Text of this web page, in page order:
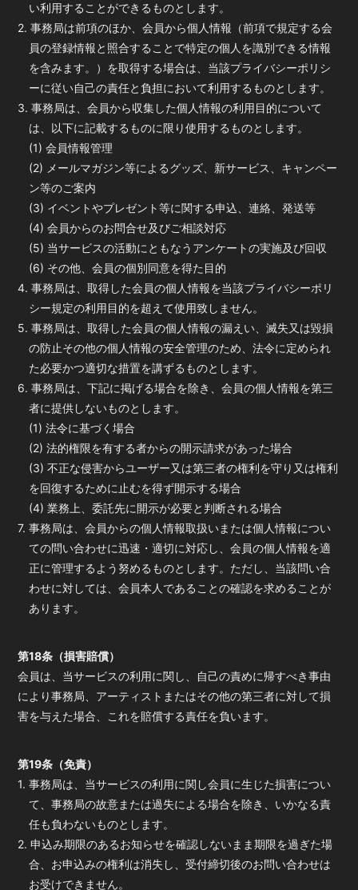
い利用することができるものとします。
2. 事務局は前項のほか、会員から個人情報（前項で規定する会
員の登録情報と照合することで特定の個人を識別できる情報
を含みます。）を取得する場合は、当該プライバシーポリシ
ーに従い自己の責任と負担において利用するものとします。
3. 事務局は、会員から収集した個人情報の利用目的について
は、以下に記載するものに限り使用するものとします。
(1) 会員情報管理
(2) メールマガジン等によるグッズ、新サービス、キャンペー
ン等のご案内
(3) イベントやプレゼント等に関する申込、連絡、発送等
(4) 会員からのお問合せ及びご相談対応
(5) 当サービスの活動にともなうアンケートの実施及び回収
(6) その他、会員の個別同意を得た目的
4. 事務局は、取得した会員の個人情報を当該プライバシーポリ
シー規定の利用目的を超えて使用致しません。
5. 事務局は、取得した会員の個人情報の漏えい、滅失又は毀損
の防止その他の個人情報の安全管理のため、法令に定められ
た必要かつ適切な措置を講ずるものとします。
6. 事務局は、下記に掲げる場合を除き、会員の個人情報を第三
者に提供しないものとします。
(1) 法令に基づく場合
(2) 法的権限を有する者からの開示請求があった場合
(3) 不正な侵害からユーザー又は第三者の権利を守り又は権利
を回復するために止むを得ず開示する場合
(4) 業務上、委託先に開示が必要と判断される場合
7. 事務局は、会員からの個人情報取扱いまたは個人情報につい
ての問い合わせに迅速・適切に対応し、会員の個人情報を適
正に管理するよう努めるものとします。ただし、当該問い合
わせに対しては、会員本人であることの確認を求めることが
あります。
第18条（損害賠償）
会員は、当サービスの利用に関し、自己の責めに帰すべき事由
により事務局、アーティストまたはその他の第三者に対して損
害を与えた場合、これを賠償する責任を負います。
第19条（免責）
1. 事務局は、当サービスの利用に関し会員に生じた損害につい
て、事務局の故意または過失による場合を除き、いかなる責
任も負わないものとします。
2. 申込み期限のあるお知らせを確認しないまま期限を過ぎた場
合、お申込みの権利は消失し、受付締切後のお問い合わせは
お受けできません。